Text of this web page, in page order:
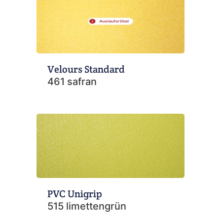
Velours Standard
461 safran
PVC Unigrip
515 limettengrün